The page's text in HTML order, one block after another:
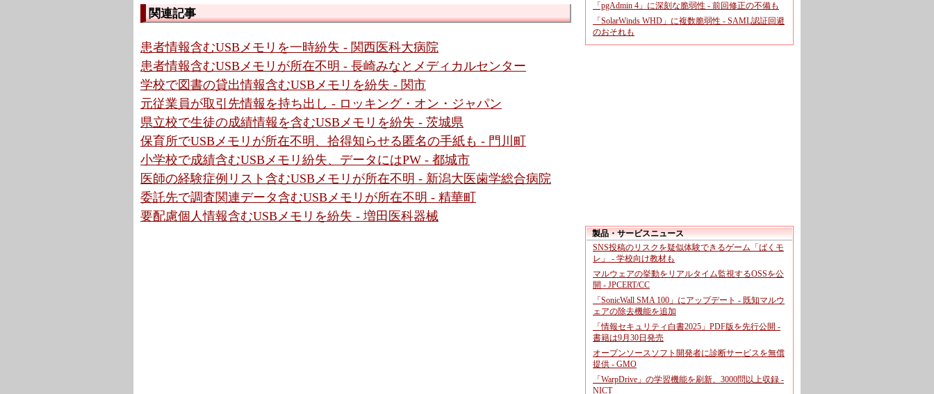
関連記事
患者情報含むUSBメモリを一時紛失 - 関西医科大病院
患者情報含むUSBメモリが所在不明 - 長崎みなとメディカルセンター
学校で図書の貸出情報含むUSBメモリを紛失 - 関市
元従業員が取引先情報を持ち出し - ロッキング・オン・ジャパン
県立校で生徒の成績情報を含むUSBメモリを紛失 - 茨城県
保育所でUSBメモリが所在不明、拾得知らせる匿名の手紙も - 門川町
小学校で成績含むUSBメモリ紛失、データにはPW - 都城市
医師の経験症例リスト含むUSBメモリが所在不明 - 新潟大医歯学総合病院
委託先で調査関連データ含むUSBメモリが所在不明 - 精華町
要配慮個人情報含むUSBメモリを紛失 - 増田医科器械
「pgAdmin 4」に深刻な脆弱性 - 前回修正の不備も
「SolarWinds WHD」に複数脆弱性 - SAML認証回避
のおそれも
製品・サービスニュース
SNS投稿のリスクを疑似体験できるゲーム「ばくモ
レ」 - 学校向け教材も
マルウェアの挙動をリアルタイム監視するOSSを公
開 - JPCERT/CC
「SonicWall SMA 100」にアップデート - 既知マルウ
ェアの除去機能を追加
「情報セキュリティ白書2025」PDF版を先行公開 -
書籍は9月30日発売
オープンソースソフト開発者に診断サービスを無償
提供 - GMO
「WarpDrive」の学習機能を刷新、3000問以上収録 -
NICT